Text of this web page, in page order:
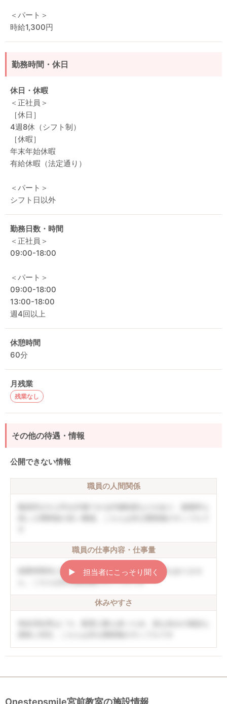
＜パート＞
時給1,300円
勤務時間・休日
休日・休暇
＜正社員＞
［休日］
4週8休（シフト制）
［休暇］
年末年始休暇
有給休暇（法定通り）
＜パート＞
シフト日以外
勤務日数・時間
＜正社員＞
09:00-18:00
＜パート＞
09:00-18:00
13:00-18:00
週4回以上
休憩時間
60分
月残業
残業なし
その他の待遇・情報
公開できない情報
職員の人間関係
職員の仕事内容・仕事量
就業時間内に終わることができ、持ち帰り仕事もありませ
ん。こちらは非公開情報のサンプルです
休みやすさ
▶︎ 担当者にこっそり聞く
Onestepsmile宮前教室の施設情報